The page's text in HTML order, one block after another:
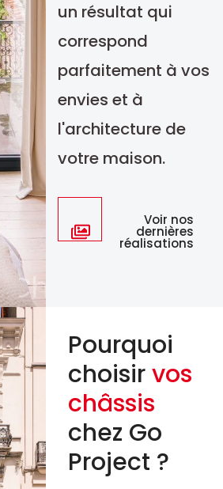
Châssis -
un résultat qui
correspond
parfaitement à vos
envies et à
l'architecture de
votre maison.
Voir nos
dernières
réalisations
Pourquoi
choisirvos
châssis
chez Go
Project ?